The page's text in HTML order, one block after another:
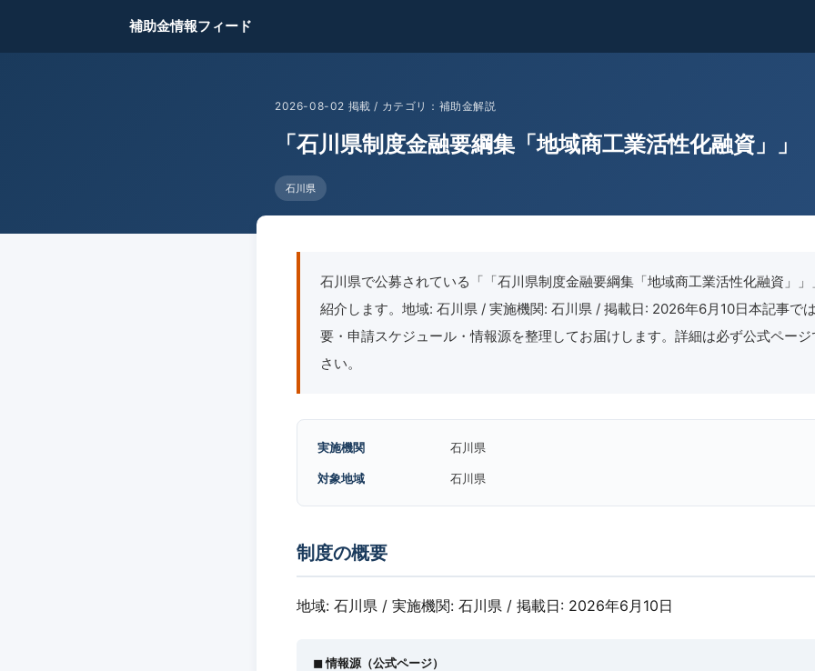
補助金情報フィード
2026-08-02 掲載 / カテゴリ：補助金解説
「石川県制度金融要綱集「地域商工業活性化融資」」
石川県
石川県で公募されている「「石川県制度金融要綱集「地域商工業活性化融資」
紹介します。地域: 石川県 / 実施機関: 石川県 / 掲載日: 2026年6月10日本記事で
要・申請スケジュール・情報源を整理してお届けします。詳細は必ず公式ペー
さい。
実施機関 石川県
対象地域 石川県
制度の概要
地域: 石川県 / 実施機関: 石川県 / 掲載日: 2026年6月10日
◼︎ 情報源（公式ページ）